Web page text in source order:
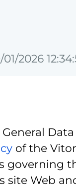
2026
of the
governing
site Web